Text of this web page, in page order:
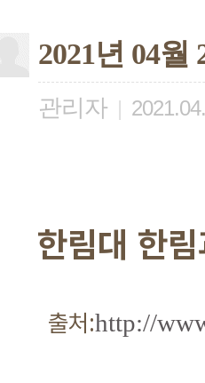
2021년 04
관리자 |
한림대 한
출처:http://